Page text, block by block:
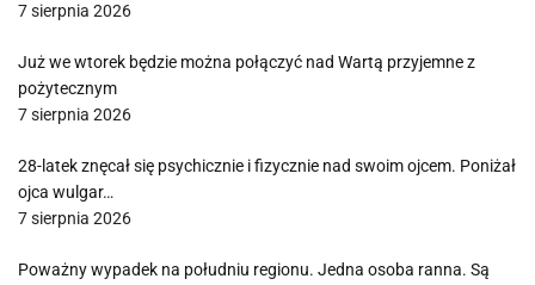
7 sierpnia 2026
Już we wtorek będzie można połączyć nad Wartą przyjemne z
pożytecznym
7 sierpnia 2026
28-latek znęcał się psychicznie i fizycznie nad swoim ojcem. Poniżał
ojca wulgar…
7 sierpnia 2026
Poważny wypadek na południu regionu. Jedna osoba ranna. Są